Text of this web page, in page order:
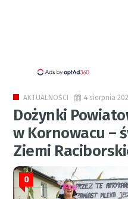
AKTUALNOŚCI 4 sierpnia
Dożynki
w Kornowacu –
Ziemi
0